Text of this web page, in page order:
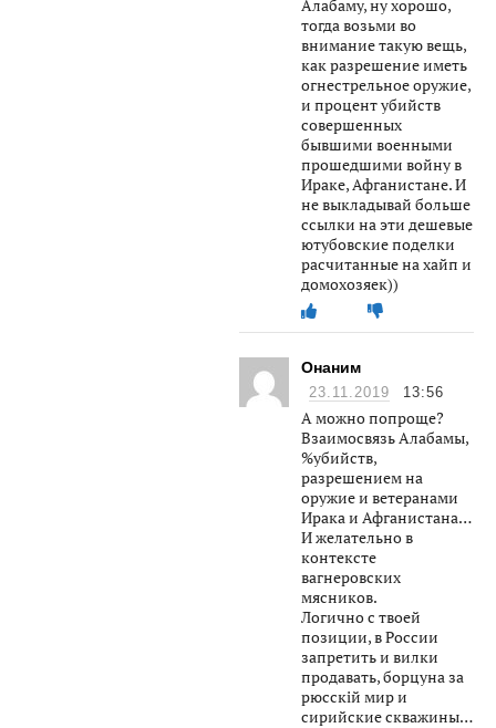
Алабаму, ну хорошо,
тогда возьми во
внимание такую вещь,
как разрешение иметь
огнестрельное оружие,
и процент убийств
совершенных
бывшими военными
прошедшими войну в
Ираке, Афганистане. И
не выкладывай больше
ссылки на эти дешевые
ютубовские поделки
расчитанные на хайп и
домохозяек))
Онаним
23.11.2019 13:56
А можно попроще?
Взаимосвязь Алабамы,
%убийств,
разрешением на
оружие и ветеранами
Ирака и Афганистана…
И желательно в
контексте
вагнеровских
мясников.
Логично с твоей
позиции, в России
запретить и вилки
продавать, борцуна за
рюсскiй мир и
сирийские скважины…